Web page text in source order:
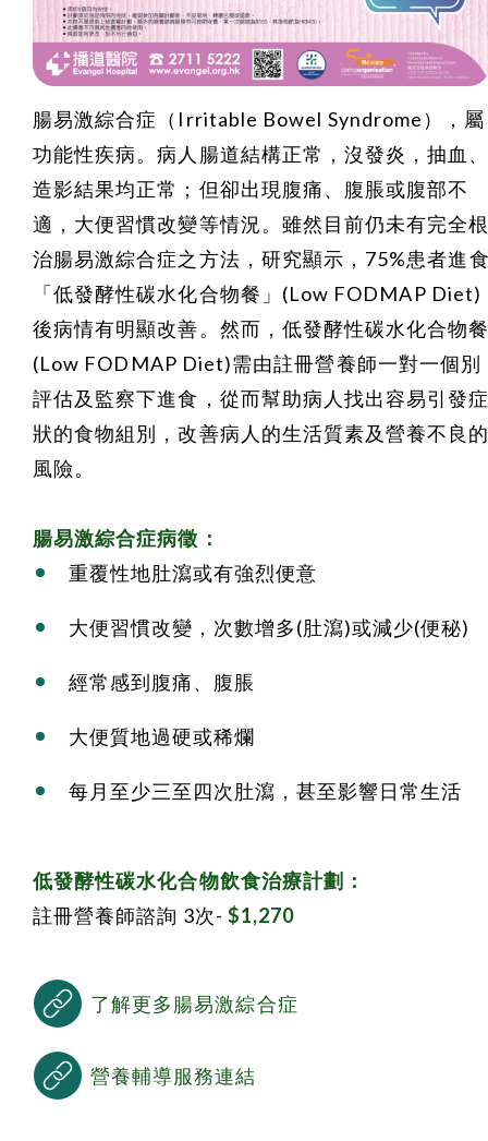
腸易激綜合症（Irritable Bowel Syndrome），屬
功能性疾病。病人腸道結構正常，沒發炎，抽血
造影結果均正常；但卻出現腹痛、腹脹或腹部不
適，大便習慣改變等情況。雖然目前仍未有完全
治腸易激綜合症之方法，研究顯示，75%患者進
「低發酵性碳水化合物餐」(Low FODMAP Diet)
後病情有明顯改善。然而，低發酵性碳水化合物
(Low FODMAP Diet)需由註冊營養師一對一個別
評估及監察下進食，從而幫助病人找出容易引發
狀的食物組別，改善病人的生活質素及營養不良
風險。
腸易激綜合症病徵：
重覆性地肚瀉或有強烈便意
大便習慣改變，次數增多(肚瀉)或減少(便秘)
經常感到腹痛、腹脹
大便質地過硬或稀爛
每月至少三至四次肚瀉，甚至影響日常生活
低發酵性碳水化合物飲食治療計劃：
註冊營養師諮詢 3次- $1,270
了解更多腸易激綜合症
營養輔導服務連結